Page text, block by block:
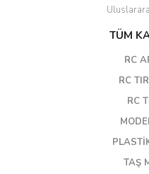
TÜM
RC
RC
RC
TAŞ